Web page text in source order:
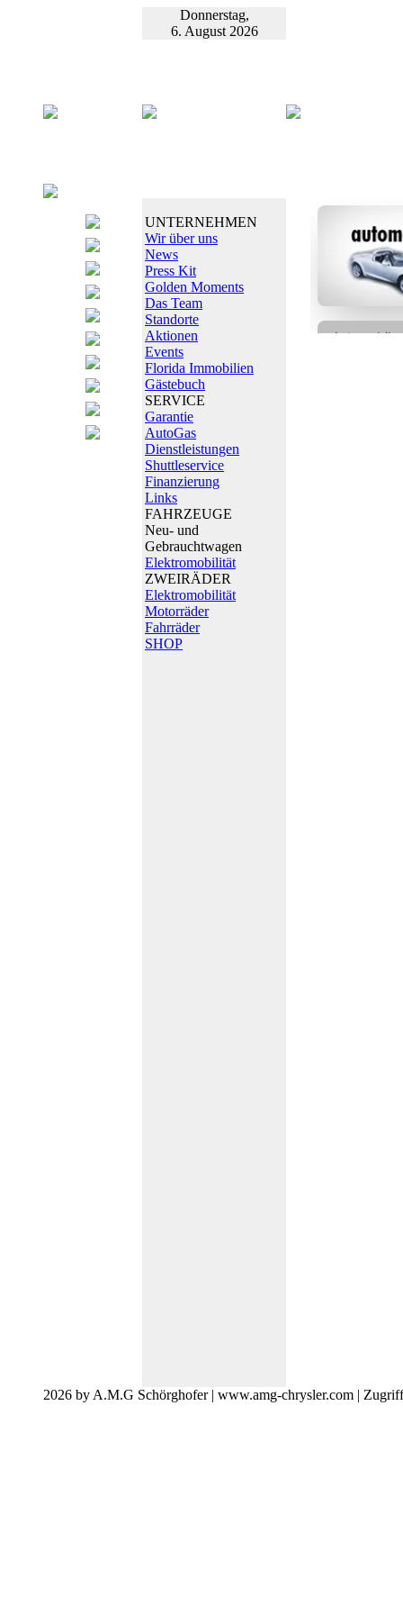
Donnerstag,
6. August 2026
UNTERNEHMEN
Wir über uns
News
Press Kit
Golden Moments
Das Team
Standorte
Aktionen
Events
Florida Immobilien
Gästebuch
SERVICE
Garantie
AutoGas
Dienstleistungen
Shuttleservice
Finanzierung
Links
FAHRZEUGE
Neu- und
Gebrauchtwagen
Elektromobilität
ZWEIRÄDER
Elektromobilität
Motorräder
Fahrräder
SHOP
2026 by A.M.G Schörghofer | www.amg-chrysler.com |